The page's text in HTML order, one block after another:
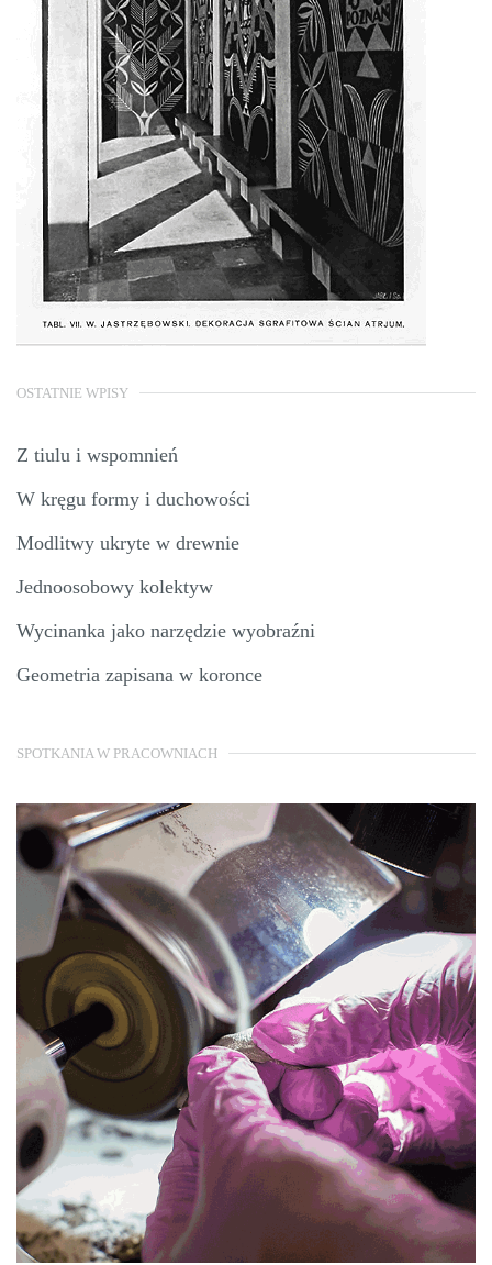
OSTATNIE WPISY
Z tiulu i wspomnień
W kręgu formy i duchowości
Modlitwy ukryte w drewnie
Jednoosobowy kolektyw
Wycinanka jako narzędzie wyobraźni
Geometria zapisana w koronce
SPOTKANIA W PRACOWNIACH